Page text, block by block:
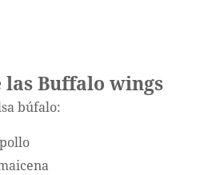
Buffalo wings
búfalo: